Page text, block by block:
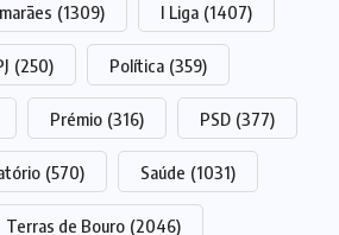
(1309) I Liga (1407)
(250) Política (359)
Prémio (316) PSD (377)
(570) Saúde (1031)
Terras de Bouro (2046)